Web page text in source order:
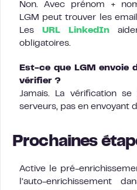
Non. Avec prénom +
LGM peut trouver les
Les URL LinkedIn
obligatoires.
Est-ce que LGM envoie
vérifier ?
Jamais. La vérification
serveurs, pas en envoyant
Prochaines
Active le pré-
l’auto-enrichissement